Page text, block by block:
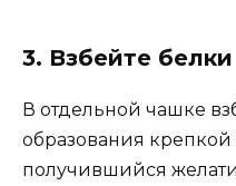
3. Взбейте белки
В отдельной чашке
образования
получившийся